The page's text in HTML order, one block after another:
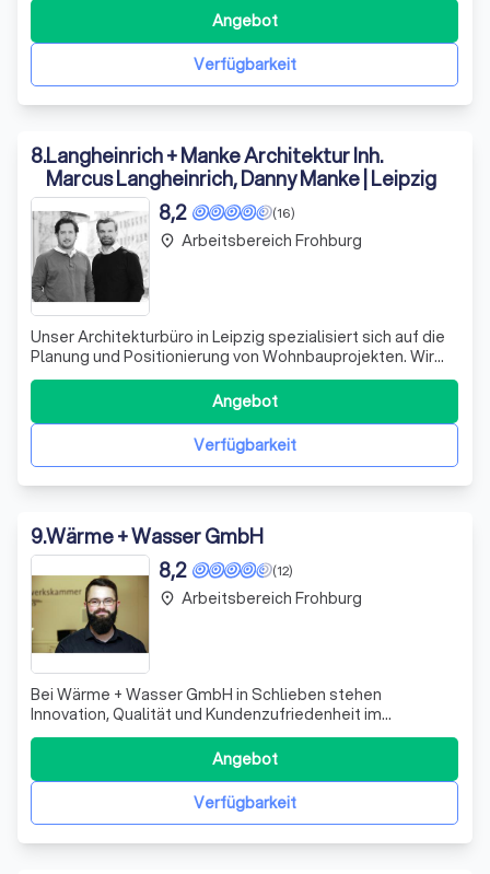
Gegründet 1991 als Beratungsbüro für Bauakustik, haben
wir uns durch stetiges Wachstum und die Erweiterung
unserer Expertise zu einem führende
Verfügbarkeit
Angebot
8.Langheinrich + Manke Architektur Inh.
Marcus Langheinrich, Danny Manke | Leipzig
(16)
8,2
Unser Architekturbüro in Leipzig spezialisiert sich auf die
Planung und Positionierung von Wohnbauprojekten. Wir
verstehen, dass der Erfolg eines Bauprojekts maßgeblich
von einer durchdachten Positionierung abhängt. Mit
unserer Expertise besetzen wir lukrative Marktnischen und
schaffen einen hohen NVerfügbarkeit
Angebot
place Arbeitsbereich Frohburg
9.Wärme + Wasser GmbH
(12)
8,2
Bei Wärme + Wasser GmbH in Schlieben stehen
Innovation, Qualität und Kundenzufriedenheit im
Mittelpunkt unseres Handelns. Als erfahrener Spezialist in
den Bereichen Heizung, Lüftung und Sanitärtechnik bieten
wir maßgeschneiderte Lösungen für öffentliche
Institutionen, Generalunternehmer, Industrieun
Verfügbarkeit
Angebot
place Arbeitsbereich Frohburg